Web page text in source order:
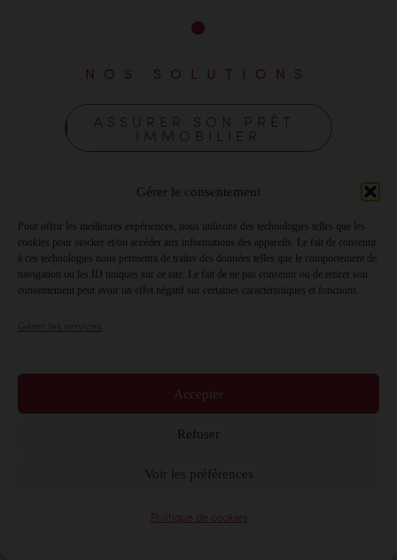
Gérer le consentement
Pour offrir les meilleures expériences, nous utilisons des technologies telles que les
cookies pour stocker et/ou accéder aux informations des appareils. Le fait de consentir
à ces technologies nous permettra de traiter des données telles que le comportement de
navigation ou les ID uniques sur ce site. Le fait de ne pas consentir ou de retirer son
consentement peut avoir un effet négatif sur certaines caractéristiques et fonctions.
Gérer les services
Accepter
Refuser
Voir les préférences
Politique de cookies
NOS SOLUTIONS
ASSURER SON PRÊT
IMMOBILIER
ASSURER SON PRÊT À
ASSURER SON PRÊT
AUTO